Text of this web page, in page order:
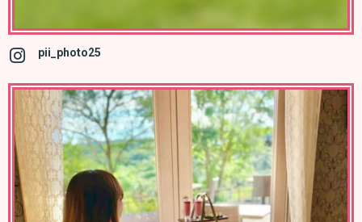
pii_photo25